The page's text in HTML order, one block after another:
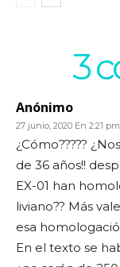
3
Anónimo
27 junio, 2020 En 2:21 pm
¿Cómo?????
de 36 años!!
EX-01 han
liviano?? Más
esa
En el texto se